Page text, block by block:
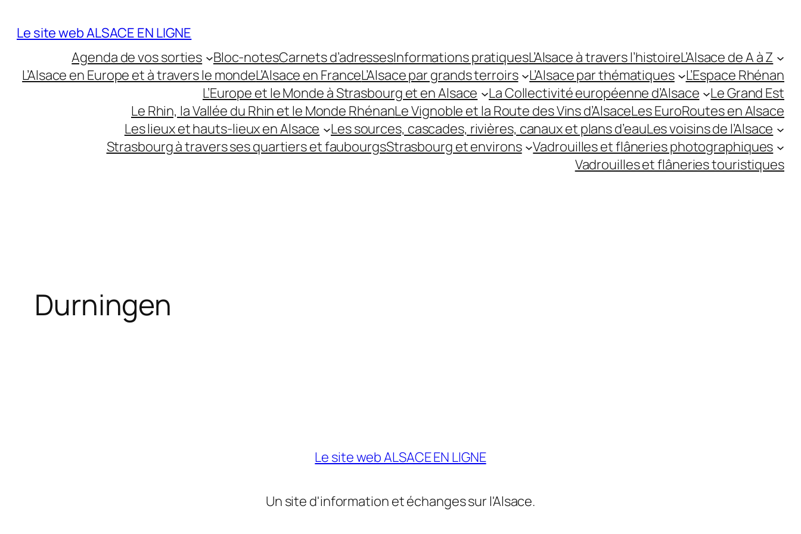
auLe site web ALSACE EN LIGNE
Agenda de vos sorties
Bloc-notesCarnets d’adressesInformations pratiquesL’Alsace à travers l’histoireL’Alsace de A à Z
L’Alsace en Europe et à travers le mondeL’Alsace en FranceL’Alsace par grands terroirs L’Alsace par thématiques
L’Espace Rhénan
L’Europe et le Monde à Strasbourg et en Alsace
La Collectivité européenne d’Alsace
Le Grand Est
Le Rhin, la Vallée du Rhin et le Monde RhénanLe Vignoble et la Route des Vins d’AlsaceLes EuroRoutes en Alsace
Les lieux et hauts-lieux en Alsace
Les sources, cascades, rivières, canaux et plans d’eauLes voisins de l’Alsace
Strasbourg à travers ses quartiers et faubourgsStrasbourg et environs
Vadrouilles et flâneries photographiques
Vadrouilles et flâneries touristiques
Durningen
Le site web ALSACE EN LIGNE
Un site d'information et échanges sur l'Alsace.